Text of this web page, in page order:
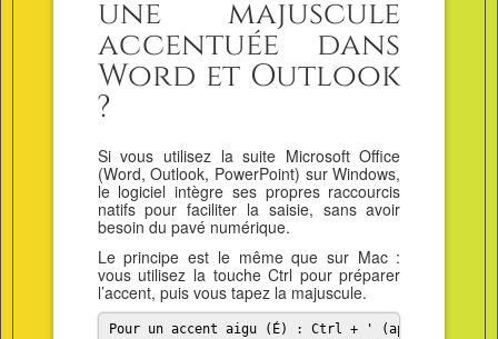
une majuscule
accentuée dans
Word et Outlook
?
Si vous utilisez la suite Microsoft Office
(Word, Outlook, PowerPoint) sur Windows,
le logiciel intègre ses propres raccourcis
natifs pour faciliter la saisie, sans avoir
besoin du pavé numérique.
Le principe est le même que sur Mac :
vous utilisez la touche Ctrl pour préparer
l’accent, puis vous tapez la majuscule.
Pour un accent aigu (É) : Ctrl + ' (apostrophe),